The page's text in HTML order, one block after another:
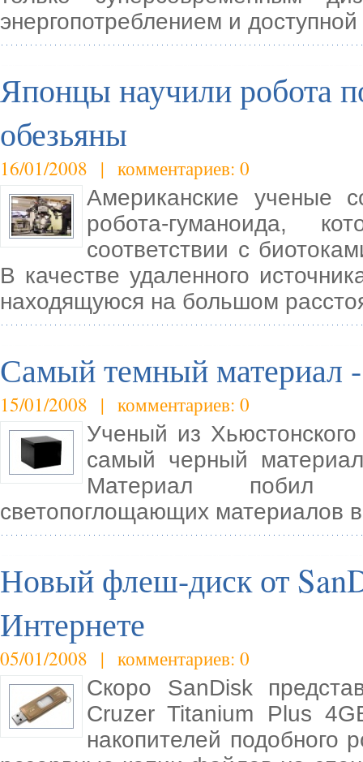
энергопотреблением и
Японцы научили робота
обезьяны
16/01/2008 | комментариев: 0
Американские ученые
робота-гуманоида,
соответствии с
В качестве удаленного
находящуюся на большом
Самый темный материал
15/01/2008 | комментариев: 0
Ученый из
самый черный
Материал побил
светопоглощающих материалов
Новый флеш-диск от
Интернете
05/01/2008 | комментариев: 0
Скоро SanDisk
Cruzer Titanium Plus
накопителей подобного